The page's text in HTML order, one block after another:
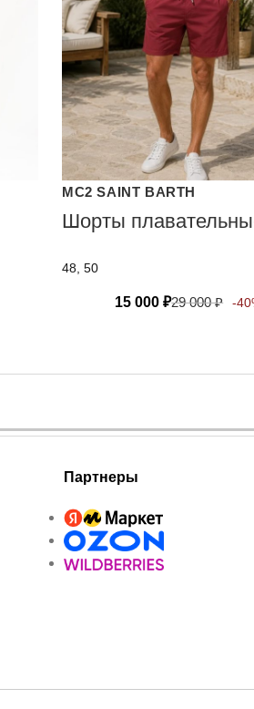
MC2 SAINT BARTH
Шорты
48, 50
15 000₽29 000₽ -
Партнеры